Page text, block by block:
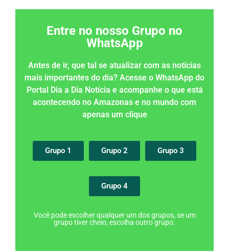
Entre no nosso Grupo no
WhatsApp
Antes de ir, que tal se atualizar com as notícias
mais importantes do dia? Acesse o WhatsApp do
Portal Dia a Dia Notícia e acompanhe o que está
acontecendo no Amazonas e no mundo com
apenas um clique
Grupo 1 Grupo 2 Grupo 3
Grupo 4
Você pode escolher qualquer um dos grupos, se um
grupo tiver cheio, escolha outro grupo.